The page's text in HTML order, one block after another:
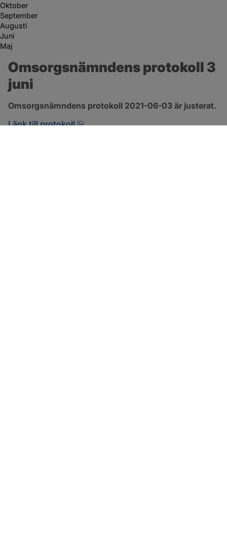
Oktober
September
Augusti
Juni
Maj
Omsorgsnämndens protokoll 3
juni
Omsorgsnämndens protokoll 2021-06-03 är justerat.
Länk till protokoll
pdf, 303.4 kB, öppnas i nytt fönster.